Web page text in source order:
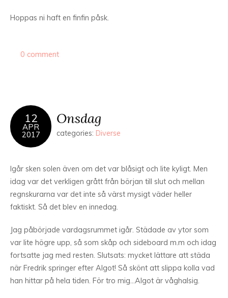
Hoppas ni haft en finfin påsk.
0 comment
12
APR
2017
Onsdag
categories: Diverse
Igår sken solen även om det var blåsigt och lite kyligt. Men
idag var det verkligen grått från början till slut och mellan
regnskurarna var det inte så värst mysigt väder heller
faktiskt. Så det blev en innedag.
Jag påbörjade vardagsrummet igår. Städade av ytor som
var lite högre upp, så som skåp och sideboard m.m och idag
fortsatte jag med resten. Slutsats: mycket lättare att städa
när Fredrik springer efter Algot! Så skönt att slippa kolla vad
han hittar på hela tiden. För tro mig…Algot är våghalsig.